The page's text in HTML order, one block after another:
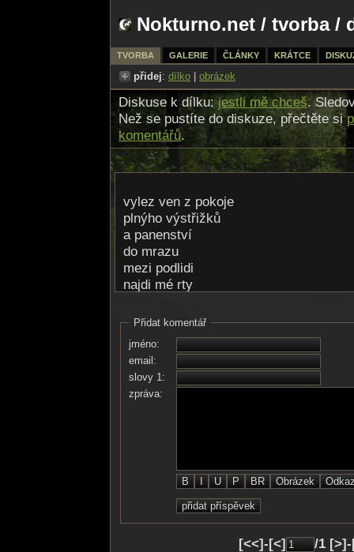
Nokturno.net / tvorba/
TVORBA GALERIE ČLÁNKY KRÁTCE
přidej: dílko obrázek
Diskuse k dílku:jestli mě chceš.
Než se pustíte do diskuze, přečtěte si
komentářů.
vylez ven z pokoje
plnýho výstřižků
a panenství
do mrazu
mezi podlidi
najdi mé rty
Přidat komentář
jméno:
email:
slovy 1:
zpráva:
[<<]-[<] /1